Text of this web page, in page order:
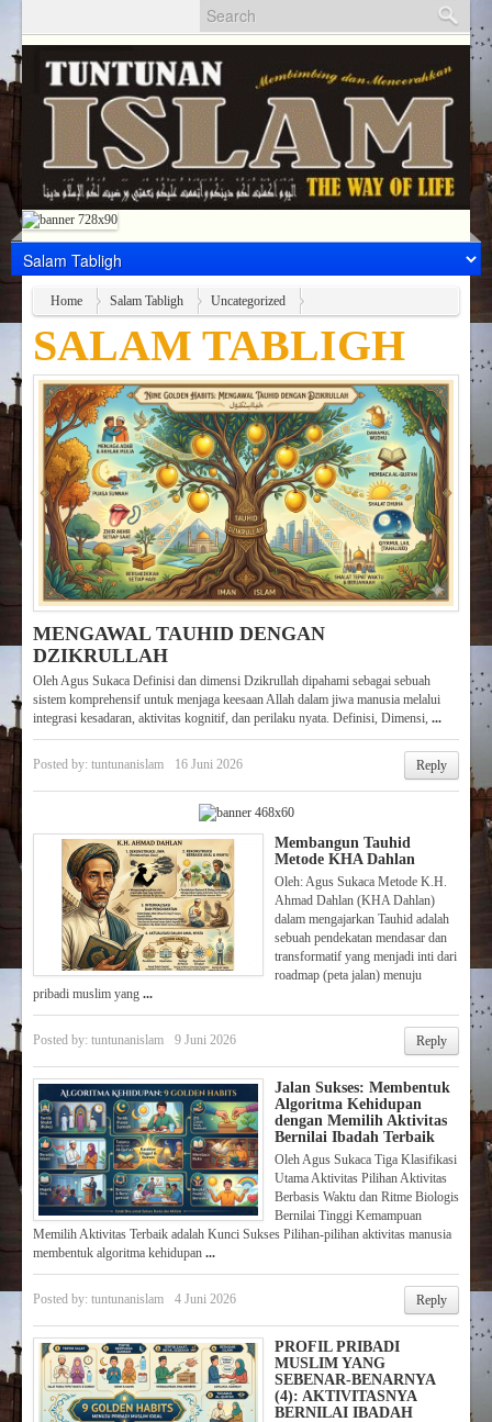
Home Salam Tabligh Uncategorized
SALAM TABLIGH
MENGAWAL TAUHID DENGAN
DZIKRULLAH
Oleh Agus Sukaca Definisi dan dimensi Dzikrullah dipahami sebagai sebuah
sistem komprehensif untuk menjaga keesaan Allah dalam jiwa manusia melalui
integrasi kesadaran, aktivitas kognitif, dan perilaku nyata. Definisi, Dimensi, ...
Posted by: tuntunanislam 16 Juni 2026 Reply
Membangun Tauhid
Metode KHA Dahlan
Oleh: Agus Sukaca Metode K.H.
Ahmad Dahlan (KHA Dahlan)
dalam mengajarkan Tauhid adalah
sebuah pendekatan mendasar dan
transformatif yang menjadi inti dari
roadmap (peta jalan) menuju
pribadi muslim yang ...
Posted by: tuntunanislam 9 Juni 2026 Reply
Jalan Sukses: Membentuk
Algoritma Kehidupan
dengan Memilih Aktivitas
Bernilai Ibadah Terbaik
Oleh Agus Sukaca Tiga Klasifikasi
Utama Aktivitas Pilihan Aktivitas
Berbasis Waktu dan Ritme Biologis
Bernilai Tinggi Kemampuan
Memilih Aktivitas Terbaik adalah Kunci Sukses Pilihan-pilihan aktivitas manusia
membentuk algoritma kehidupan ...
Posted by: tuntunanislam 4 Juni 2026 Reply
PROFIL PRIBADI
MUSLIM YANG
SEBENAR-BENARNYA
(4): AKTIVITASNYA
BERNILAI IBADAH